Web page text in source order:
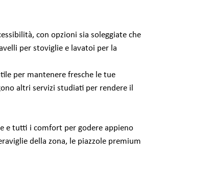
con opzioni sia soleggiate che
per stoviglie e lavatoi per la
per mantenere fresche le tue
altri servizi studiati per rendere il
e tutti i comfort per godere appieno
della zona, le piazzole premium